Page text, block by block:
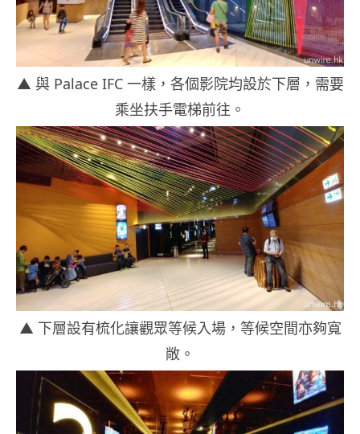
▲ 與 Palace IFC 一樣，各個影院均設於下層，需要
乘坐扶手電梯前往。
▲ 下層設有梳化讓觀眾等候入場，等候空間亦夠寬
敞。